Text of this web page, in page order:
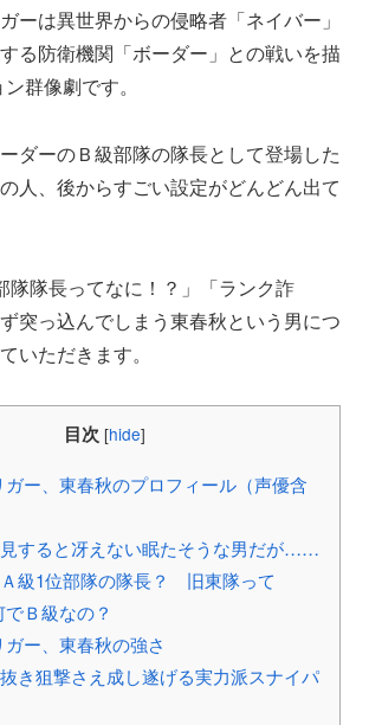
ーは異世界からの侵略者「ネイバー」
る防衛機関「ボーダー」との戦いを描
群像劇です。
ダーのＢ級部隊の隊長として登場した
人、後からすごい設定がどんどん出て
隊隊長ってなに！？」「ランク詐
突っ込んでしまう東春秋という男につ
いただきます。
目次 [hide]
ガー、東春秋のプロフィール（声優含
すると冴えない眠たそうな男だが……
級1位部隊の隊長？ 旧東隊って
Ｂ級なの？
ー、東春秋の強さ
き狙撃さえ成し遂げる実力派スナイパ